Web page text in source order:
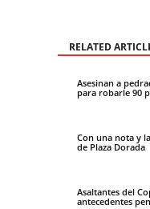
RELATED
Asesinan a
para robarle 90
Con una nota y
de Plaza Dorada
Asaltantes del
antecedentes